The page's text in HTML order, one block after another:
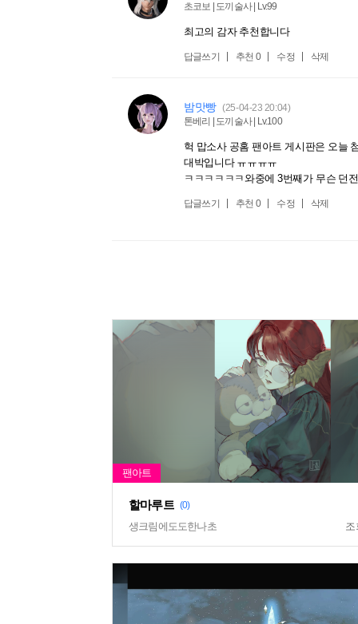
초코보 | 도끼술사 | Lv.99
최고의 감자 추천합니다
답글쓰기 추천 0 수정 삭제
밤맛빵 (25-04-23 20:04)
톤베리 | 도끼술사 | Lv.100
헉 맙소사 공홈 팬아트 게시판은 오늘
대박입니다 ㅠㅠㅠㅠ
ㅋㅋㅋㅋㅋㅋ와중에 3번째가 무슨 던
답글쓰기 추천 0 수정 삭제
할마루트 (0)
생크림에도도한나초 조